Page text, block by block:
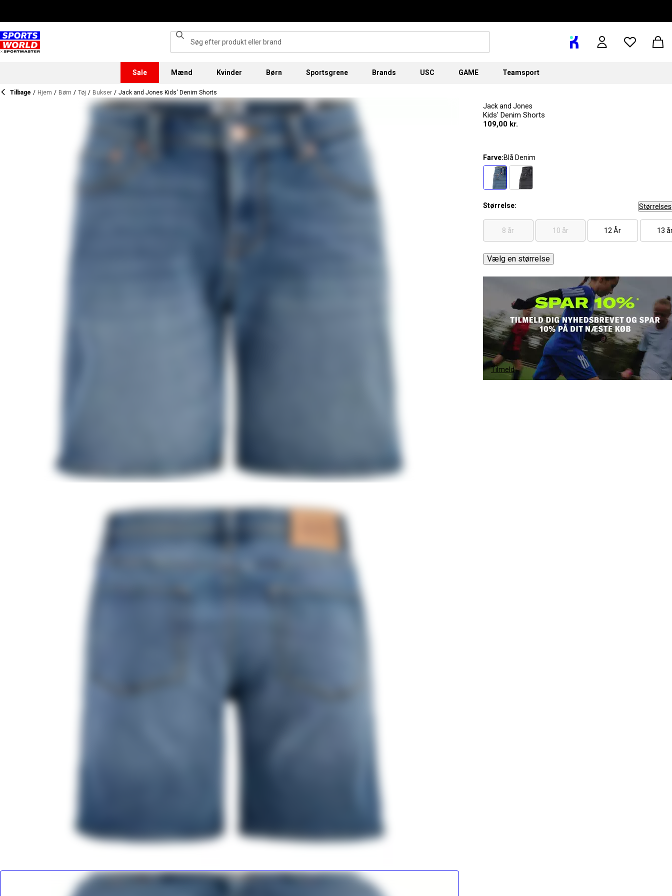
Sale Mænd Kvinder Børn Sportsgrene Brands USC GAME Teamsport
Tilbage / Hjem / Børn / Tøj / Bukser / Jack and Jones Kids' Denim Shorts
Jack and Jones
Kids' Denim Shorts
109,00 kr.
Farve:Blå Denim
Størrelse:
8 år 10 år 12 År 13
Vælg en størrelse
Tilmeld